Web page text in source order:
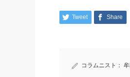
Tweet Share
コラムニスト：